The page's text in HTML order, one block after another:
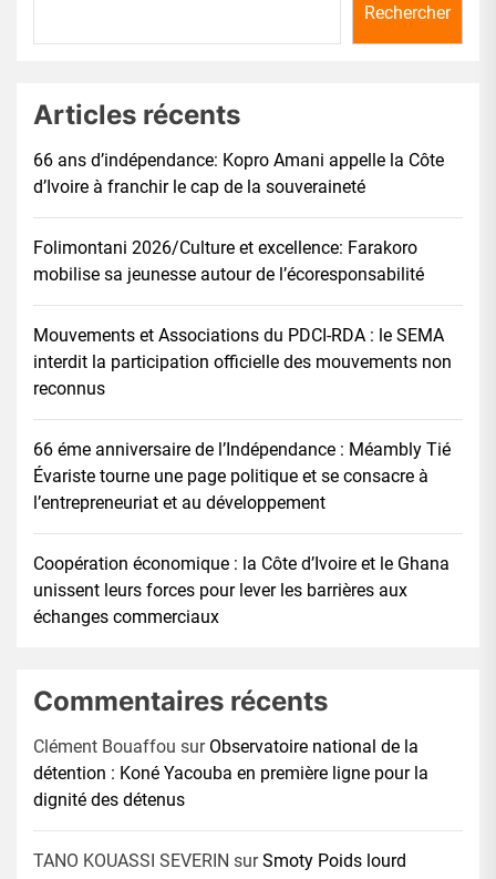
Rechercher
Articles récents
66 ans d’indépendance: Kopro Amani appelle la Côte
d’Ivoire à franchir le cap de la souveraineté
Folimontani 2026/Culture et excellence: Farakoro
mobilise sa jeunesse autour de l’écoresponsabilité
Mouvements et Associations du PDCI-RDA : le SEMA
interdit la participation officielle des mouvements non
reconnus
66 éme anniversaire de l’Indépendance : Méambly Tié
Évariste tourne une page politique et se consacre à
l’entrepreneuriat et au développement
Coopération économique : la Côte d’Ivoire et le Ghana
unissent leurs forces pour lever les barrières aux
échanges commerciaux
Commentaires récents
Clément Bouaffou sur Observatoire national de la
détention : Koné Yacouba en première ligne pour la
dignité des détenus
TANO KOUASSI SEVERIN surSmoty Poids lourd